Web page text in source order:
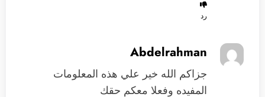
رد
Abdelrahman
جزاكم الله خير علي هذه المعلومات
المفيده وفعلا معكم حقك